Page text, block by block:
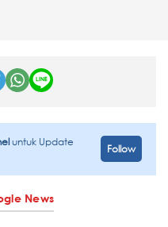
untuk Update
Follow
News